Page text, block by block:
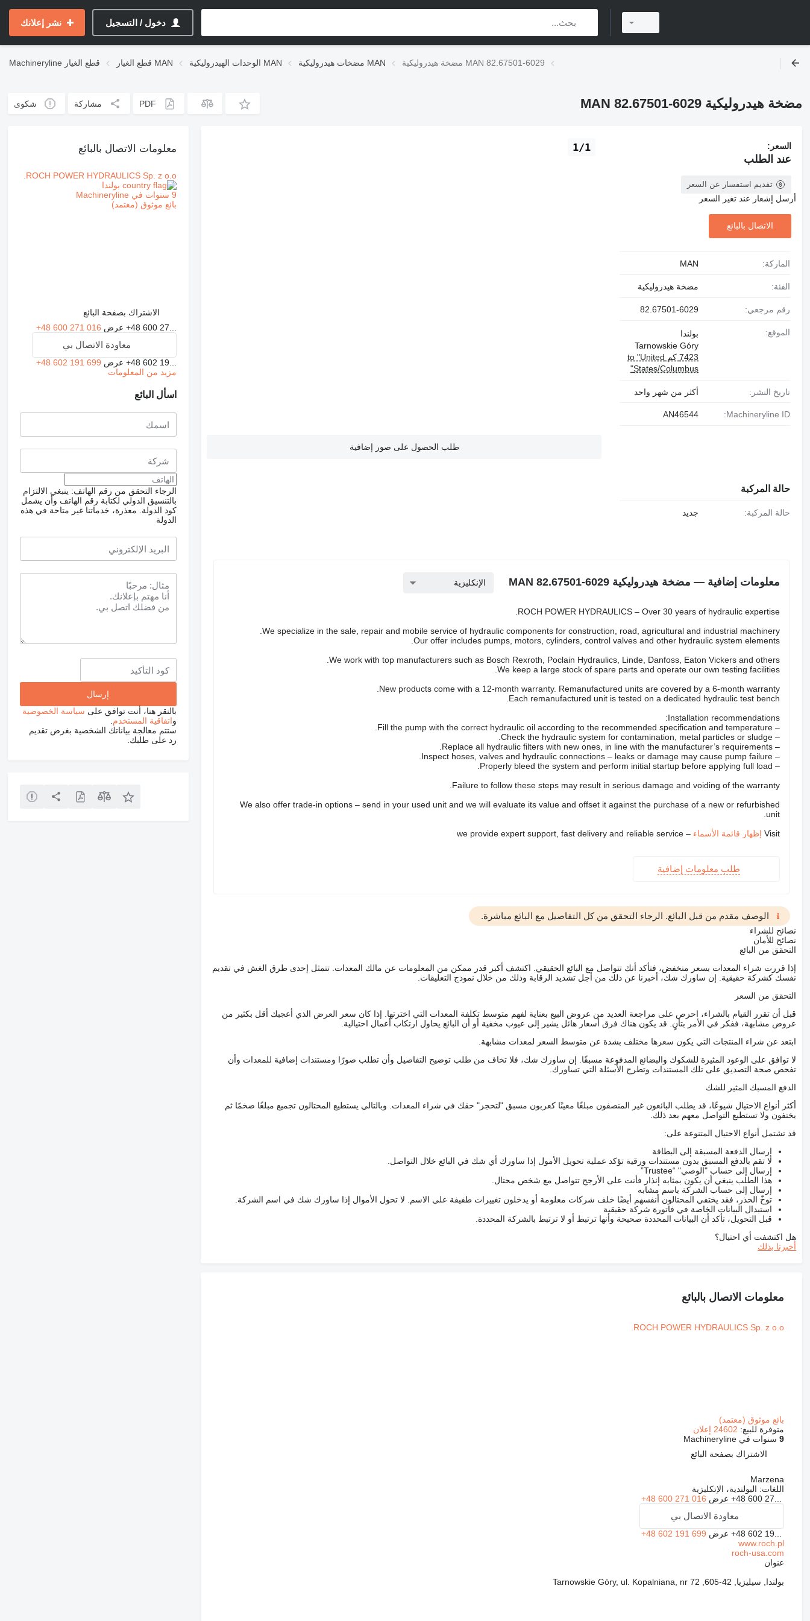
دخول / التسجيل نشر إعلانك
Machineryline قطع الغيار قطع الغيار MAN الوحدات الهيدروليكية MAN مضخات هيدروليكية MAN مضخة هيدروليكية MAN 82.67501-6029
مضخة هيدروليكية MAN 82.67501-6029 PDF مشاركة شكوى
1/1
طلب الحصول على صور إضافية
السعر:
عند الطلب
تقديم استفسار عن السعر
أرسل إشعار عند تغير السعر
الاتصال بالبائع
الماركة: MAN
الفئة: مضخة هيدروليكية
رقم مرجعي: 82.67501-6029
الموقع:
بولندا
Tarnowskie Góry
7423 كم to "United
States/Columbus"
تاريخ النشر: أكثر من شهر واحد
Machineryline ID:
AN46544
حالة المركبة
حالة المركبة: جديد
معلومات إضافية — مضخة هيدروليكية MAN 82.67501-6029 الإنكليزية
ROCH POWER HYDRAULICS – Over 30 years of hydraulic expertise.
We specialize in the sale, repair and mobile service of hydraulic components for construction, road, agricultural and industrial machinery.
Our offer includes pumps, motors, cylinders, control valves and other hydraulic system elements.
We work with top manufacturers such as Bosch Rexroth, Poclain Hydraulics, Linde, Danfoss, Eaton Vickers and others.
We keep a large stock of spare parts and operate our own testing facilities.
New products come with a 12-month warranty. Remanufactured units are covered by a 6-month warranty.
Each remanufactured unit is tested on a dedicated hydraulic test bench.
Installation recommendations:
– Fill the pump with the correct hydraulic oil according to the recommended specification and temperature.
– Check the hydraulic system for contamination, metal particles or sludge.
– Replace all hydraulic filters with new ones, in line with the manufacturer’s requirements.
– Inspect hoses, valves and hydraulic connections – leaks or damage may cause pump failure.
– Properly bleed the system and perform initial startup before applying full load.
Failure to follow these steps may result in serious damage and voiding of the warranty.
We also offer trade-in options – send in your used unit and we will evaluate its value and offset it against the purchase of a new or refurbished
unit.
Visit إظهار قائمة الأسماء – we provide expert support, fast delivery and reliable service
طلب معلومات إضافية
الوصف مقدم من قبل البائع. الرجاء التحقق من كل التفاصيل مع البائع مباشرة.
نصائح للشراء
نصائح للأمان
التحقق من البائع
إذا قررت شراء المعدات بسعر منخفض، فتأكد أنك تتواصل مع البائع الحقيقي. اكتشف أكبر قدر ممكن من المعلومات عن مالك المعدات. تتمثل إحدى طرق الغش في تقديم
نفسك كشركة حقيقية. إن ساورك شك، أخبرنا عن ذلك من أجل تشديد الرقابة وذلك من خلال نموذج التعليقات.
التحقق من السعر
قبل أن تقرر القيام بالشراء، احرص على مراجعة العديد من عروض البيع بعناية لفهم متوسط تكلفة المعدات التي اخترتها. إذا كان سعر العرض الذي أعجبك أقل بكثير من
عروض مشابهة، ففكر في الأمر بتأنٍ. قد يكون هناك فرق أسعار هائل يشير إلى عيوب مخفية أو أن البائع يحاول ارتكاب أعمال احتيالية.
ابتعد عن شراء المنتجات التي يكون سعرها مختلف بشدة عن متوسط السعر لمعدات مشابهة.
لا توافق على الوعود المثيرة للشكوك والبضائع المدفوعة مسبقًا. إن ساورك شك، فلا تخاف من طلب توضيح التفاصيل وأن تطلب صورًا ومستندات إضافية للمعدات وأن
تفحص صحة التصديق على تلك المستندات وتطرح الأسئلة التي تساورك.
الدفع المسبك المثير للشك
أكثر أنواع الاحتيال شيوعًا، قد يطلب البائعون غير المنصفون مبلغًا معينًا كعربون مسبق "لتحجز" حقك في شراء المعدات. وبالتالي يستطيع المحتالون تجميع مبلغًا ضخمًا ثم
يختفون ولا تستطيع التواصل معهم بعد ذلك.
قد تشتمل أنواع الاحتيال المتنوعة على:
إرسال الدفعة المسبقة إلى البطاقة
لا تقم بالدفع المسبق بدون مستندات ورقية تؤكد عملية تحويل الأمول إذا ساورك أي شك في البائع خلال التواصل.
إرسال إلى حساب "الوصي" “Trustee”
هذا الطلب ينبغي أن يكون بمثابه إنذار فأنت على الأرجح تتواصل مع شخص محتال.
إرسال إلى حساب الشركة باسم مشابه
توخّ الحذر، فقد يختفي المحتالون أنفسهم أيضًا خلف شركات معلومة أو يدخلون تغييرات طفيفة على الاسم. لا تحول الأموال إذا ساورك شك في اسم الشركة.
استبدال البيانات الخاصة في فاتورة شركة حقيقية
قبل التحويل، تأكد أن البيانات المحددة صحيحة وأنها ترتبط أو لا ترتبط بالشركة المحددة.
هل اكتشفت أي احتيال؟
أخبرنا بذلك
معلومات الاتصال بالبائع
ROCH POWER HYDRAULICS Sp. z o.o.
بائع موثوق (معتمد)
متوفرة للبيع: 24602 إعلان
9سنوات في Machineryline
الاشتراك بصفحة البائع
Marzena
اللغات: البولندية، الإنكليزية
+48 600 27... عرض +48 600 271 016
معاودة الاتصال بي
+48 602 19... عرض +48 602 191 699
www.roch.pl
roch-usa.com
عنوان
بولندا, سيليزيا, 42-605, Tarnowskie Góry, ul. Kopalniana, nr 72
معلومات الاتصال بالبائع
ROCH POWER HYDRAULICS Sp. z o.o.
بولندا
9 سنوات في Machineryline
بائع موثوق (معتمد)
الاشتراك بصفحة البائع
+48 600 27... عرض +48 600 271 016
معاودة الاتصال بي
+48 602 19... عرض +48 602 191 699
مزيد من المعلومات
اسأل البائع
الرجاء التحقق من رقم الهاتف: ينبغي الالتزام
بالتنسيق الدولي لكتابة رقم الهاتف وأن يشمل
كود الدولة.
معذرة، خدماتنا غير متاحة في هذه
الدولة
بالنقر هنا، أنت توافق على سياسة الخصوصية
واتفاقية المستخدم
ستتم معالجة بياناتك الشخصية بغرض تقديم
رد على طلبك.